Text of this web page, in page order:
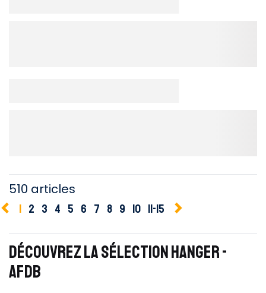
510 articles
1 2 3 4 5 6 7 8 9 10 11-15
DÉCOUVREZ LA SÉLECTION HANGER -
AFDB